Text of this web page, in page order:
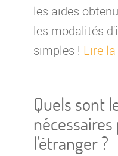
les aides
les modalités
simples ! Lire
Quels sont
l'étranger ?